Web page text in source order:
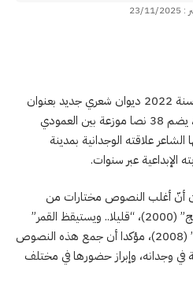
صدر عن مطبعة الخليج بتطوان سنة 2022 ديوان شعري جديد بعنوان
“شذرات متلألئة من بهاء مدينة”، يضم 38 نصا موزعة بين العمودي
علاقته الوجدانية بمدينة
عبر سنوات.
أنّ أغلب النصوص مختارات من
إصداراته السابقة: “لم ينطفئ الثلج” (2000)، “قليلا.. ويستيقظ القمر”
(2004)، و”ملح في عيون وعيون” (2008)، مؤكدا أن جمع هذه النصوص
في وجدانه، وإبراز حضورها في مختلف